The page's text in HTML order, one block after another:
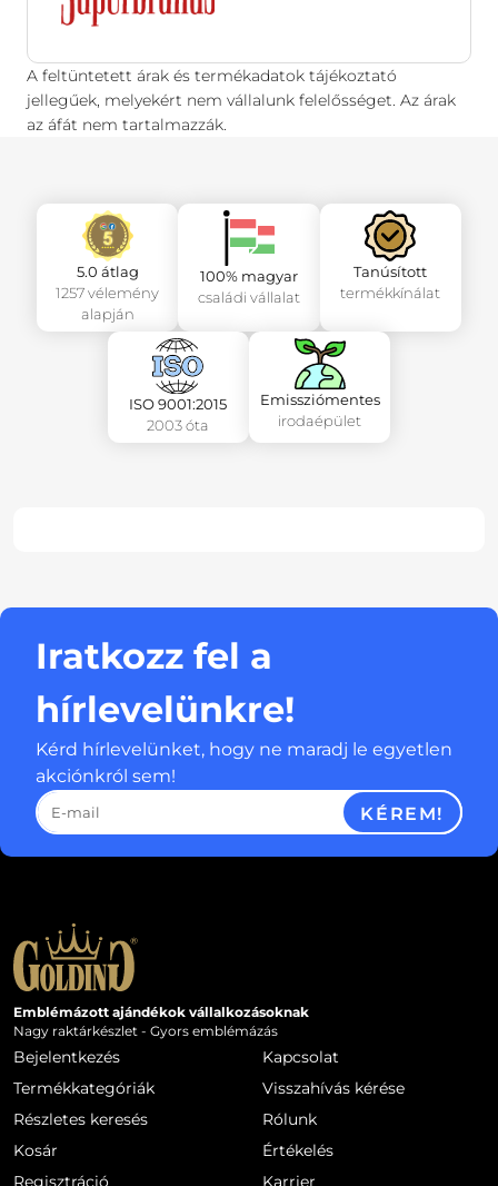
A feltüntetett árak és termékadatok tájékoztató
jellegűek, melyekért nem vállalunk felelősséget. Az árak
az áfát nem tartalmazzák.
5.0 átlag
1257 vélemény
alapján
100% magyar
családi vállalat
Tanúsított
termékkínálat
ISO 9001:2015
2003 óta
Emissziómentes
irodaépület
Iratkozz fel a
hírlevelünkre!
Kérd hírlevelünket, hogy ne maradj le egyetlen
akciónkról sem!
KÉREM!
Emblémázott ajándékok vállalkozásoknak
Nagy raktárkészlet - Gyors emblémázás
Bejelentkezés
Termékkategóriák
Részletes keresés
Kosár
Regisztráció
Kapcsolat
Visszahívás kérése
Rólunk
Értékelés
Karrier